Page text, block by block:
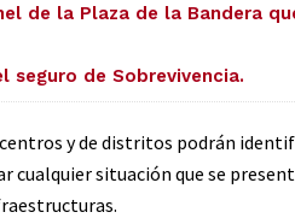
de la Plaza de la Bandera
seguro de Sobrevivencia.
y de distritos podrán
cualquier situación que se